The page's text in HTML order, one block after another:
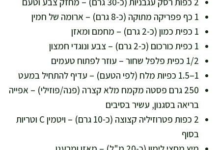
1 כף פפריקה מתוקה (כ-8 גרם) – ארומה של חמין
1 כפית כמון (כ-2 גרם) – מחמם ומאזן
1 כפית כורכום (כ-2 גרם) – צבע ונוגדי חמצון
1/2 כפית פלפל שחור – עוזר לפתוח טעמים
1–1.5 כפיות מלח (לפי הטעם) – עדיף להתחיל במעט
250 גרם פסטה מקמח מלא קצרה (פנה/פוזילי) – אפייה
בריאה בסגנון, עשיר בסיבים
2 כפות פטרוזיליה קצוצה (כ-10 גרם) – ויטמין C וטריות
בסוף